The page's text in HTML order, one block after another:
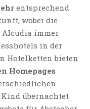
entsprechend
wobei die
immer
in der
Hotelketten bieten
Homepages
Kind übernachtet